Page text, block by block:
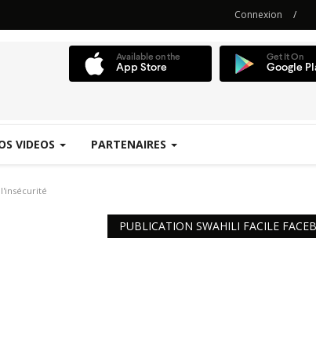
Connexion /
VIDEOS PARTENAIRES
PUBLICATION SWAHILI FACILE